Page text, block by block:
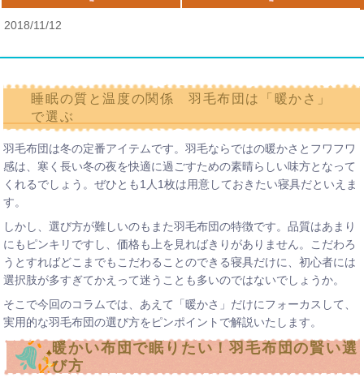
2018/11/12
睡眠の質と温度の関係 羽毛布団は「暖かさ」
で選ぶ
羽毛布団は冬の定番アイテムです。羽毛ならではの暖かさとフワフワ
感は、寒く長い冬の夜を快適に過ごすための素晴らしい味方となって
くれるでしょう。ぜひとも1人1枚は用意しておきたい寝具だといえま
す。
しかし、選び方が難しいのもまた羽毛布団の特徴です。品質はあまり
にもピンキリですし、価格も上を見ればきりがありません。こだわろ
うとすればどこまでもこだわることのできる寝具だけに、初心者には
選択肢が多すぎてかえって迷うことも多いのではないでしょうか。
そこで今回のコラムでは、あえて「暖かさ」だけにフォーカスして、
実用的な羽毛布団の選び方をピンポイントで解説いたします。
暖かい布団で眠りたい！羽毛布団の賢い選
び方